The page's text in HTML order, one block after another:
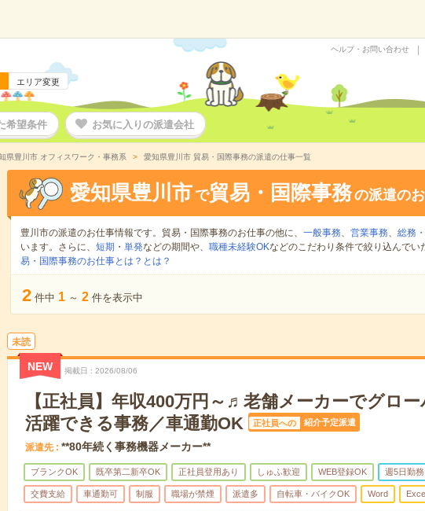
エリア変更
ヘルプ・お問い合わせ
希望条件 お気に入りの派遣会社
県豊川市 オフィスワーク・事務系 愛知県豊川市 貿易・国際事務の派遣の仕事一覧
愛知県豊川市 で貿易・国際事務の派遣の
豊川市の派遣のお仕事情報です。貿易・国際事務のお仕事の他に、 一般事務、 営業事務、 総務
います。さらに、 短期 ・ 単発などの期間や、 職種未経験OKなどのこだわり条件で絞り込んでい
易・国際事務のお仕事とは？とは？
2 件中 1 ～ 2 件を表示中
未読
NEW 掲載日 2026/08/06
【正社員】年収400万円～♬老舗メーカーでグロ
活躍できる事務／車通勤OK
正社員への 紹介予定派遣
派遣先 **80年続く事務機器メーカー**
ブランクOK 既卒第二新卒OK 正社員登用あり しゅふ歓迎 WEB登録OK 週5日勤務
交費支給 車通勤可 制服 職場が禁煙 派遣多 自転車・バイクOK Word